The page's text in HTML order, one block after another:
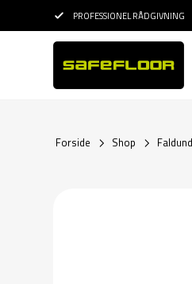
PROFESSIONEL RÅDGIVNING
Forside Shop